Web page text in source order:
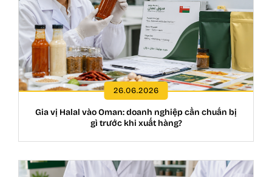
26.06.2026
Gia vị Halal vào Oman: doanh nghiệp cần chuẩn bị
gì trước khi xuất hàng?